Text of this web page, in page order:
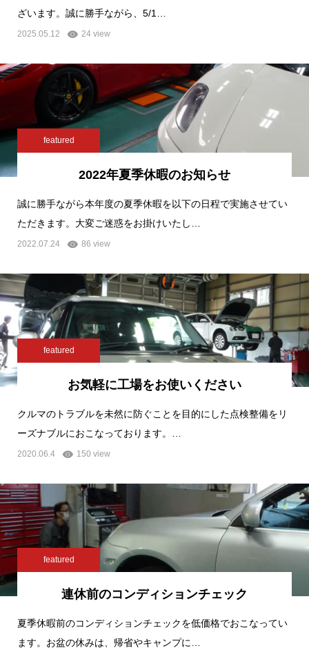
ざいます。誠に勝手ながら、5/1…
2025.05.12 24 view
featured
2022年夏季休暇のお知らせ
誠に勝手ながら本年度の夏季休暇を以下の日程で実施させてい
ただきます。大変ご迷惑をお掛けいたし…
2022.07.24 86 view
featured
お気軽に工場をお使いください
クルマのトラブルを未然に防ぐことを目的にした点検整備をリ
ーズナブルにおこなっております。…
2020.06.4 150 view
featured
連休前のコンディションチェック
夏季休暇前のコンディションチェックを低価格でおこなってい
ます。お盆の休みは、帰省やキャンプに…